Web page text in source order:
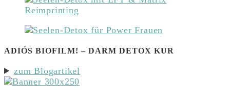
ADIÓS BIOFILM! – DARM DETOX KUR
zum Blogartikel